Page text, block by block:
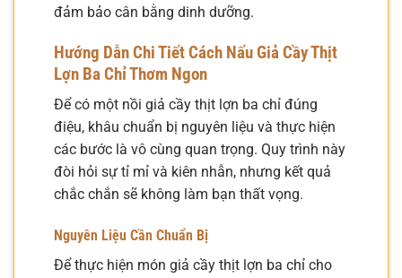
đảm bảo cân bằng dinh dưỡng.
Hướng Dẫn Chi Tiết Cách Nấu Giả Cầy Thịt
Lợn Ba Chỉ Thơm Ngon
Để có một nồi giả cầy thịt lợn ba chỉ đúng
điệu, khâu chuẩn bị nguyên liệu và thực hiện
các bước là vô cùng quan trọng. Quy trình này
đòi hỏi sự tỉ mỉ và kiên nhẫn, nhưng kết quả
chắc chắn sẽ không làm bạn thất vọng.
Nguyên Liệu Cần Chuẩn Bị
Để thực hiện món giả cầy thịt lợn ba chỉ cho